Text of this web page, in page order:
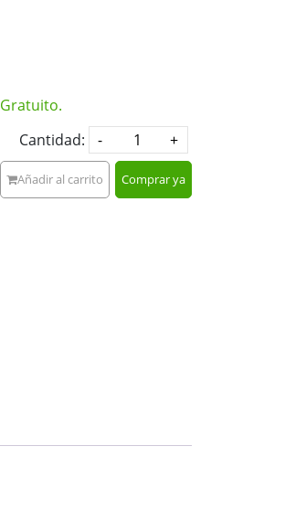
Gratuito.
Cantidad:
Añadir al carrito Comprar ya